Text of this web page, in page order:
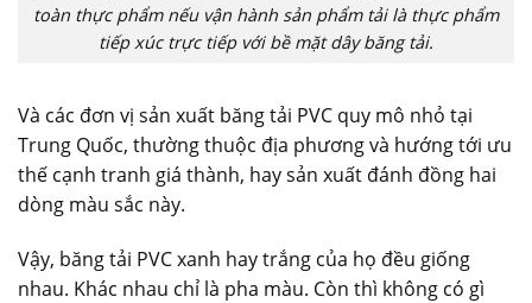
toàn thực phẩm nếu vận hành sản phẩm tải là thực phẩm
tiếp xúc trực tiếp với bề mặt dây băng tải.
Và các đơn vị sản xuất băng tải PVC quy mô nhỏ tại
Trung Quốc, thường thuộc địa phương và hướng tới ưu
thế cạnh tranh giá thành, hay sản xuất đánh đồng hai
dòng màu sắc này.
Vậy, băng tải PVC xanh hay trắng của họ đều giống
nhau. Khác nhau chỉ là pha màu. Còn thì không có gì